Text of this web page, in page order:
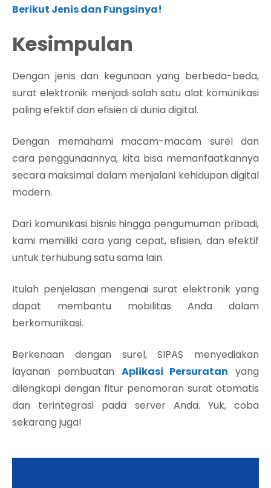
Berikut Jenis dan Fungsinya!
Kesimpulan
Dengan jenis dan kegunaan yang berbeda-beda,
surat elektronik menjadi salah satu alat komunikasi
paling efektif dan efisien di dunia digital.
Dengan memahami macam-macam surel dan
cara penggunaannya, kita bisa memanfaatkannya
secara maksimal dalam menjalani kehidupan digital
modern.
Dari komunikasi bisnis hingga pengumuman pribadi,
kami memiliki cara yang cepat, efisien, dan efektif
untuk terhubung satu sama lain.
Itulah penjelasan mengenai surat elektronik yang
dapat membantu mobilitas Anda dalam
berkomunikasi.
Berkenaan dengan surel, SIPAS menyediakan
layanan pembuatan Aplikasi Persuratan yang
dilengkapi dengan fitur penomoran surat otomatis
dan terintegrasi pada server Anda. Yuk, coba
sekarang juga!